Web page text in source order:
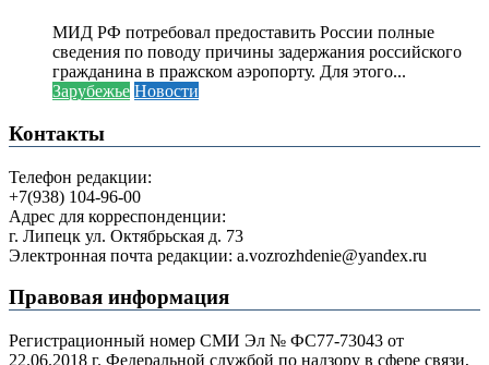
МИД РФ потребовал предоставить России полные
сведения по поводу причины задержания российского
гражданина в пражском аэропорту. Для этого...
Зарубежье Новости
Контакты
Телефон редакции:
+7(938) 104-96-00
Адрес для корреспонденции:
г. Липецк ул. Октябрьская д. 73
Электронная почта редакции: a.vozrozhdenie@yandex.ru
Правовая информация
Регистрационный номер СМИ Эл № ФС77-73043 от
22.06.2018 г. Федеральной службой по надзору в сфере связи,